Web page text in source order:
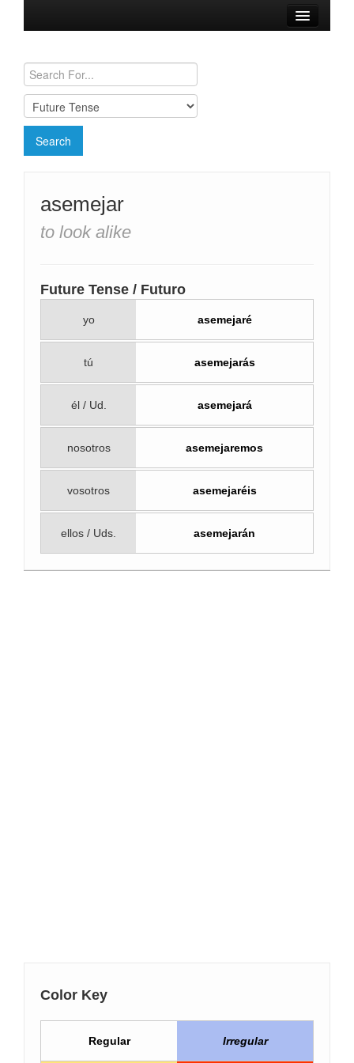
Conjugation Charts
Need a Spanish Tutor?
asemejar
to look alike
Future Tense / Futuro
yo asemejaré
tú asemejarás
él / Ud. asemejará
nosotros asemejaremos
vosotros asemejaréis
ellos / Uds. asemejarán
Color Key
Regular Irregular